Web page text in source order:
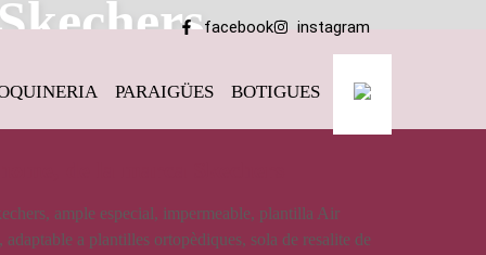
facebook instagram
PARAIGÜES BOTIGUES
ample especial, impermeable, plantilla Air
a plantilles ortopèdiques, sola de resalite de